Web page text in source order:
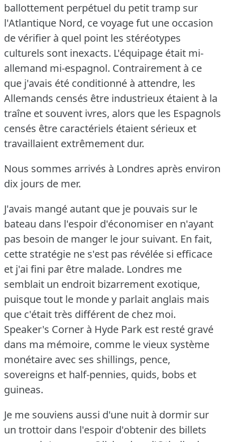
ballottement perpétuel du petit tramp sur
l'Atlantique Nord, ce voyage fut une occasion
de vérifier à quel point les stéréotypes
culturels sont inexacts. L'équipage était mi-
allemand mi-espagnol. Contrairement à ce
que j'avais été conditionné à attendre, les
Allemands censés être industrieux étaient à la
traîne et souvent ivres, alors que les Espagnols
censés être caractériels étaient sérieux et
travaillaient extrêmement dur.
Nous sommes arrivés à Londres après environ
dix jours de mer.
J'avais mangé autant que je pouvais sur le
bateau dans l'espoir d'économiser en n'ayant
pas besoin de manger le jour suivant. En fait,
cette stratégie ne s'est pas révélée si efficace
et j'ai fini par être malade. Londres me
semblait un endroit bizarrement exotique,
puisque tout le monde y parlait anglais mais
que c'était très différent de chez moi.
Speaker's Corner à Hyde Park est resté gravé
dans ma mémoire, comme le vieux système
monétaire avec ses shillings, pence,
sovereigns et half-pennies, quids, bobs et
guineas.
Je me souviens aussi d'une nuit à dormir sur
un trottoir dans l'espoir d'obtenir des billets